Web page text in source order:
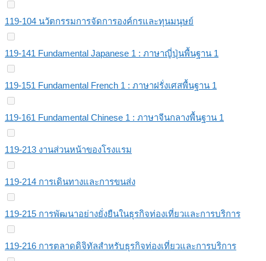
119-104 นวัตกรรมการจัดการองค์กรและทุนมนุษย์
119-141 Fundamental Japanese 1 : ภาษาญี่ปุ่นพื้นฐาน 1
119-151 Fundamental French 1 : ภาษาฝรั่งเศสพื้นฐาน 1
119-161 Fundamental Chinese 1 : ภาษาจีนกลางพื้นฐาน 1
119-213 งานส่วนหน้าของโรงแรม
119-214 การเดินทางและการขนส่ง
119-215 การพัฒนาอย่างยั่งยืนในธุรกิจท่องเที่ยวและการบริการ
119-216 การตลาดดิจิทัลสำหรับธุรกิจท่องเที่ยวและการบริการ